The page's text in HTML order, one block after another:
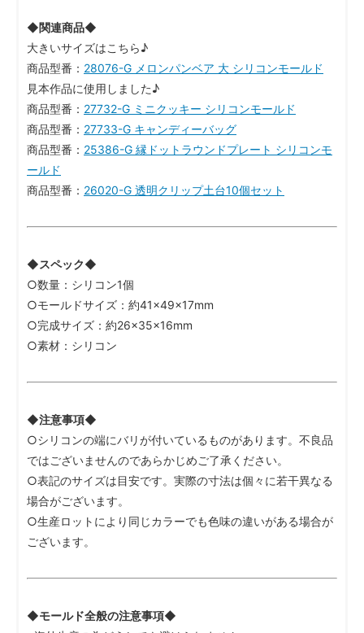
◆関連商品◆
大きいサイズはこちら♪
商品型番： 28076-G メロンパンベア 大 シリコンモールド
見本作品に使用しました♪
商品型番： 27732-G ミニクッキー シリコンモールド
商品型番： 27733-G キャンディーバッグ
商品型番： 25386-G 縁ドットラウンドプレート シリコンモ
ールド
商品型番： 26020-G 透明クリップ土台10個セット
◆スペック◆
○数量：シリコン1個
○モールドサイズ：約41×49×17mm
○完成サイズ：約26×35×16mm
○素材：シリコン
◆注意事項◆
○シリコンの端にバリが付いているものがあります。不良品
ではございませんのであらかじめご了承ください。
○表記のサイズは目安です。実際の寸法は個々に若干異なる
場合がございます。
○生産ロットにより同じカラーでも色味の違いがある場合が
ございます。
◆モールド全般の注意事項◆